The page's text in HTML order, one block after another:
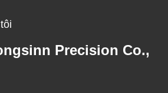
Precision Co.,